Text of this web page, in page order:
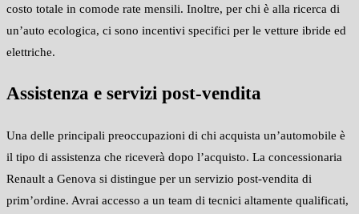
costo totale in comode rate mensili. Inoltre, per chi è alla ricerca di
un’auto ecologica, ci sono incentivi specifici per le vetture ibride ed
elettriche.
Assistenza e servizi post-vendita
Una delle principali preoccupazioni di chi acquista un’automobile è
il tipo di assistenza che riceverà dopo l’acquisto. La concessionaria
Renault a Genova si distingue per un servizio post-vendita di
prim’ordine. Avrai accesso a un team di tecnici altamente qualificati,